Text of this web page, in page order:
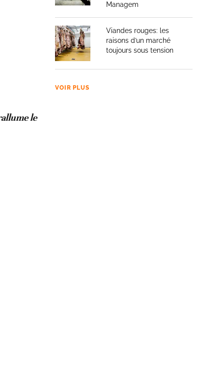
le
Managem
Viandes rouges: les
raisons d’un marché
toujours sous tension
VOIR PLUS